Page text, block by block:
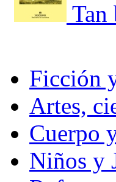
Tan
Ficción
Artes,
Cuerpo
Niños y